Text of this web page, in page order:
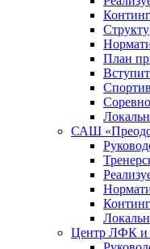
План
САШ
Центр ЛФК и